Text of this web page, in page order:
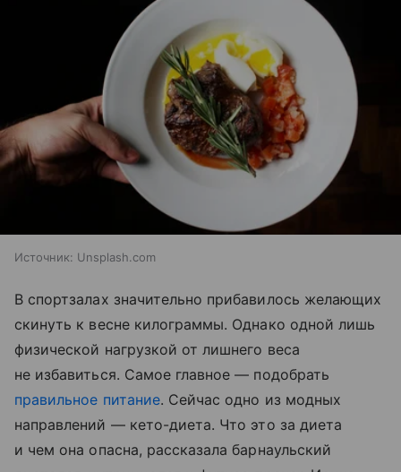
Источник: Unsplash.com
В спортзалах значительно прибавилось желающих
скинуть к весне килограммы. Однако одной лишь
физической нагрузкой от лишнего веса
не избавиться. Самое главное — подобрать
правильное питание. Сейчас одно из модных
направлений — кето-диета. Что это за диета
и чем она опасна, рассказала барнаульский